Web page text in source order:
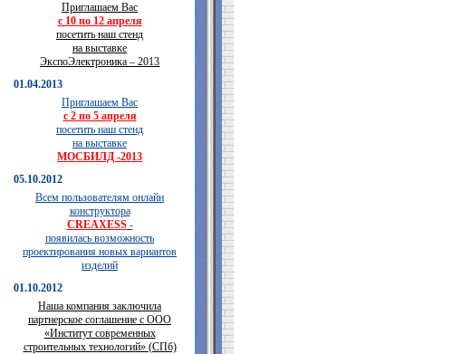
Приглашаем Вас
с 10 по 12 апреля
посетить наш стенд
на выставке
ЭкспоЭлектроника – 2013
01.04.2013
Приглашаем Вас
с 2 по 5 апреля
посетить наш стенд
на выставке
МОСБИЛД -2013
05.10.2012
Всем пользователям онлайн
конструктора
CREAXESS-
появилась возможность
проектирования новых вариантов
изделий
01.10.2012
Наша компания заключила
партнерское соглашение с ООО
«Институт современных
строительных технологий» (СПб)